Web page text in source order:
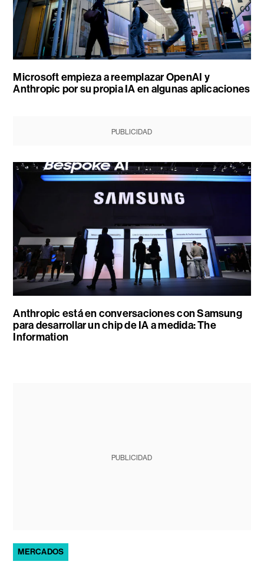
Microsoft empieza a reemplazar OpenAI y
Anthropic por su propia IA en algunas aplicaciones
PUBLICIDAD
Anthropic está en conversaciones con Samsung
para desarrollar un chip de IA a medida: The
Information
PUBLICIDAD
MERCADOS